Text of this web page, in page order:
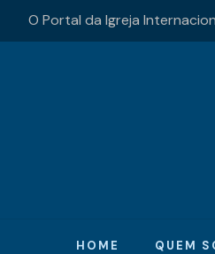
O Portal da Igreja
HOME QUEM